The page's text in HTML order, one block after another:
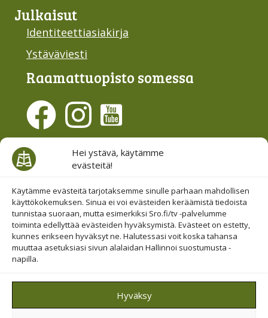
Hei ystävä, käytämme
evästeitä!
Käytämme evästeitä tarjotaksemme sinulle parhaan mahdollisen
käyttökokemuksen. Sinua ei voi evästeiden keräämistä tiedoista
tunnistaa suoraan, mutta esimerkiksi Sro.fi/tv -palvelumme
toiminta edellyttää evästeiden hyväksymistä. Evästeet on estetty,
kunnes erikseen hyväksyt ne. Halutessasi voit koska tahansa
muuttaa asetuksiasi sivun alalaidan Hallinnoi suostumusta -
napilla.
Hyväksy
Julkaisut
Identiteettiasiakirja
Ystäväviesti
Raamattu­opisto somessa
Evästesuostumus
Hallinnoi evästeitä
Etsi sivuiltamme
© 2019-2026 Suomen Raamattuopiston Säätiö
Saavutettavuus huomioitu